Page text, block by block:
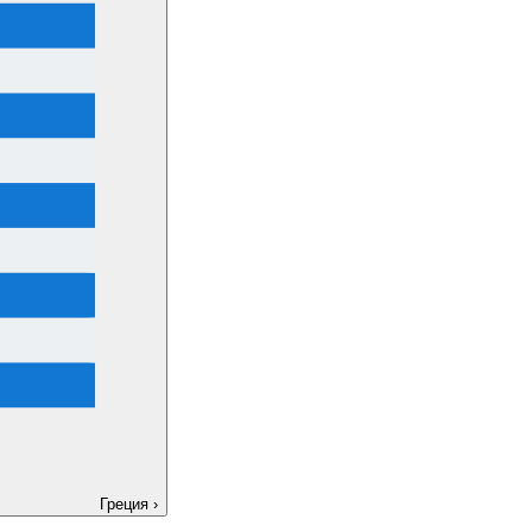
Греция ›